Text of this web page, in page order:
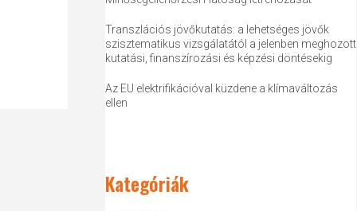
Transzlációs jövőkutatás: a lehetséges jövők
szisztematikus vizsgálatától a jelenben meghozott
kutatási, finanszírozási és képzési döntésekig
Az EU elektrifikációval küzdene a klímaváltozás
ellen
Kategóriák